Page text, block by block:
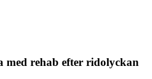
med rehab efter ridolyckan